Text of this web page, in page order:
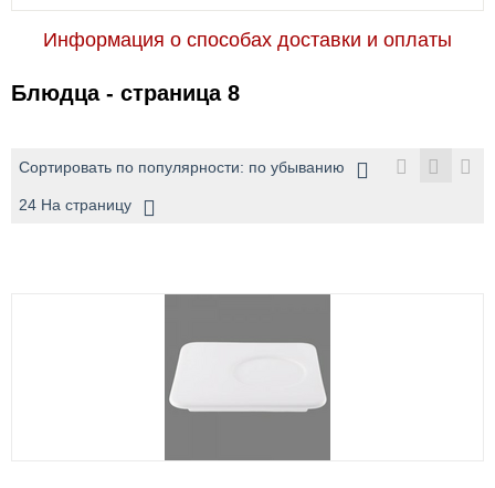
Информация о способах доставки и оплаты
Блюдца - страница 8
Сортировать по популярности: по убыванию
24 На страницу